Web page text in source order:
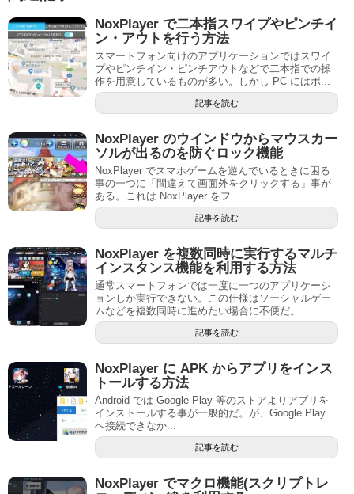
NoxPlayer で二本指スワイプやピンチイ
ン・アウトを行う方法
スマートフォン向けのアプリケーションではスワイ
プやピンチイン・ピンチアウトなどで二本指での操
作を用意しているものが多い。しかし PC にはポ...
記事を読む
NoxPlayer のウインドウからマウスカー
ソルが出るのを防ぐロック機能
NoxPlayer でスマホゲームを遊んでいるときに困る
事の一つに「間違えて画面外をクリックする」事が
ある。これは NoxPlayer をフ...
記事を読む
NoxPlayer を複数同時に実行するマルチ
インスタンス機能を利用する方法
通常スマートフォンでは一度に一つのアプリケーシ
ョンしか実行できない。この仕様はソーシャルゲー
ムなどを複数同時に進めたい場合に不便だ。...
記事を読む
NoxPlayer に APK からアプリをインス
トールする方法
Android では Google Play 等のストアよりアプリを
インストールする事が一般的だ。が、Google Play
へ接続できなか...
記事を読む
NoxPlayer でマクロ機能(スクリプトレ